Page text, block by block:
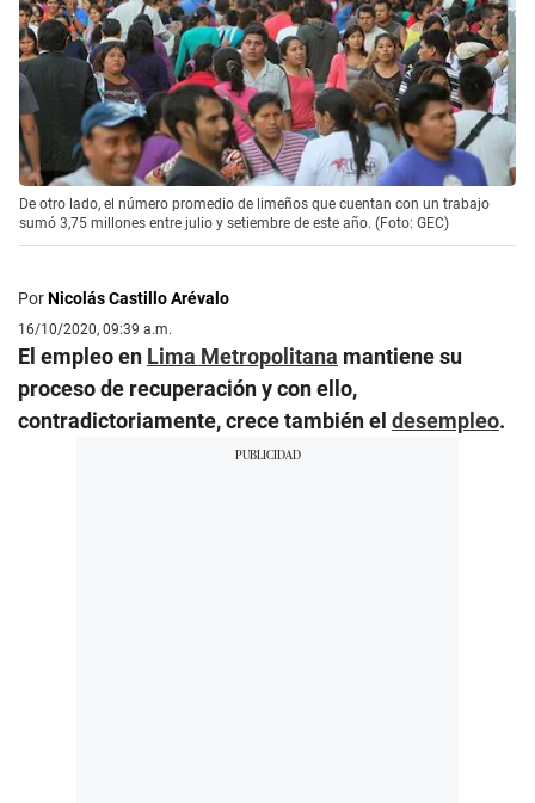
De otro lado, el número promedio de limeños que cuentan con un trabajo
sumó 3,75 millones entre julio y setiembre de este año. (Foto: GEC)
PorNicolás Castillo Arévalo
16/10/2020, 09:39 a.m.
El empleo en Lima Metropolitana mantiene su
proceso de recuperación y con ello,
contradictoriamente, crece también el desempleo.